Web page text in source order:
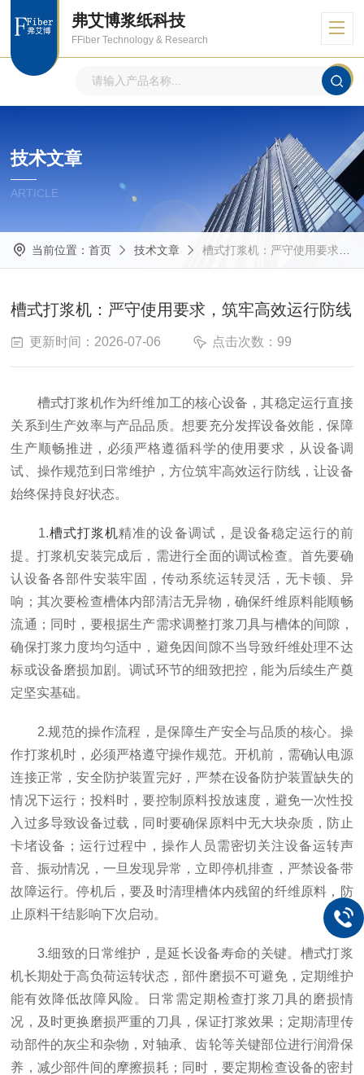
弗艾博浆纸科技
FFiber Technology & Research
技术文章
ARTICLE
当前位置： 首页 技术文章 槽式打浆机：严守使用要求，筑牢高效运行防线
槽式打浆机：严守使用要求，筑牢高效运行防线
更新时间：2026-07-06 点击次数：99
槽式打浆机作为纤维加工的核心设备，其稳定运行直接
关系到生产效率与产品品质。想要充分发挥设备效能，保障
生产顺畅推进，必须严格遵循科学的使用要求，从设备调
试、操作规范到日常维护，方位筑牢高效运行防线，让设备
始终保持良好状态。
1.槽式打浆机精准的设备调试，是设备稳定运行的前
提。打浆机安装完成后，需进行全面的调试检查。首先要确
认设备各部件安装牢固，传动系统运转灵活，无卡顿、异
响；其次要检查槽体内部清洁无异物，确保纤维原料能顺畅
流通；同时，要根据生产需求调整打浆刀具与槽体的间隙，
确保打浆力度均匀适中，避免因间隙不当导致纤维处理不达
标或设备磨损加剧。调试环节的细致把控，能为后续生产奠
定坚实基础。
2.规范的操作流程，是保障生产安全与品质的核心。操
作打浆机时，必须严格遵守操作规范。开机前，需确认电源
连接正常，安全防护装置完好，严禁在设备防护装置缺失的
情况下运行；投料时，要控制原料投放速度，避免一次性投
入过多导致设备过载，同时要确保原料中无大块杂质，防止
卡堵设备；运行过程中，操作人员需密切关注设备运转声
音、振动情况，一旦发现异常，立即停机排查，严禁设备带
故障运行。停机后，要及时清理槽体内残留的纤维原料，防
止原料干结影响下次启动。
3.细致的日常维护，是延长设备寿命的关键。槽式打浆
机长期处于高负荷运转状态，部件磨损不可避免，定期维护
能有效降低故障风险。日常需定期检查打浆刀具的磨损情
况，及时更换磨损严重的刀具，保证打浆效果；定期清理传
动部件的灰尘和杂物，对轴承、齿轮等关键部位进行润滑保
养，减少部件间的摩擦损耗；同时，要定期检查设备的密封